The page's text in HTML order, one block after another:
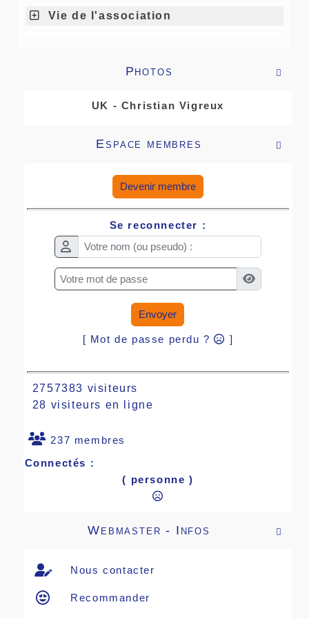
Vie de l'association

Photos
UK - Christian Vigreux

Espace membres
Devenir membre
Se reconnecter :
Envoyer
[ Mot de passe perdu ? ]
2757383 visiteurs
28 visiteurs en ligne
237 membres
Connectés :
( personne )

Webmaster - Infos
Nous contacter
Recommander